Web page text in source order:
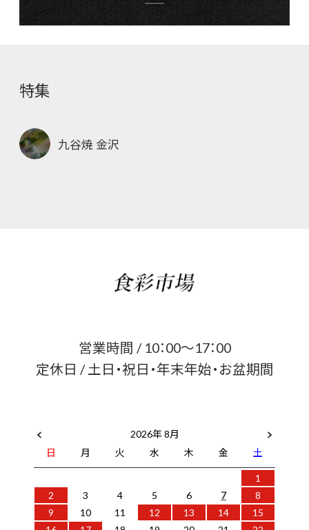
特集
九谷焼 金沢
営業時間 / 10：00～17：00
定休日 / 土日・祝日・年末年始・お盆期間
2026年 8月
日
月 火 水 木 金
土
1
2
3 4 5 6 7
8
9
10 11 12 13 14
15